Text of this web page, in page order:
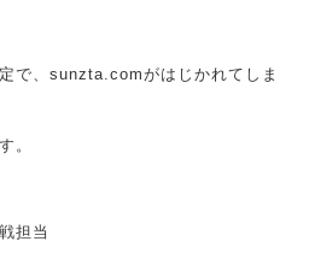
で、sunzta.comがはじかれてしま
。
担当